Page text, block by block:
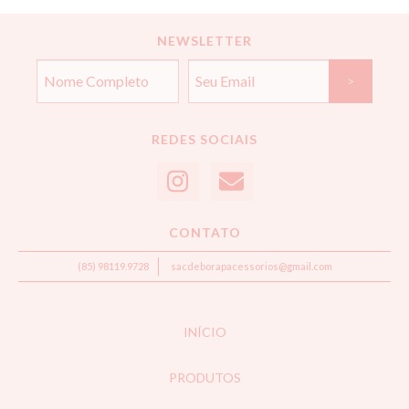
NEWSLETTER
REDES SOCIAIS
CONTATO
(85) 98119.9728 sacdeborapacessorios@gmail.com
INÍCIO
PRODUTOS